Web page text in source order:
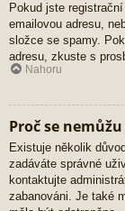
Pokud jste
emailovou adresu,
složce se spamy.
adresu, zkuste s
Nahoru
Proč se
Existuje několik
zadáváte správné
kontaktujte
zabanováni. Je také